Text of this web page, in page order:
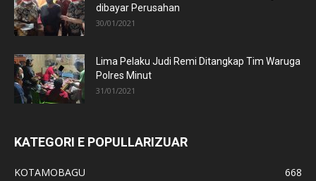
dibayar Perusahan
30/01/2021
Lima Pelaku Judi Remi Ditangkap Tim Waruga
Polres Minut
31/01/2021
KATEGORI E POPULLARIZUAR
KOTAMOBAGU
668